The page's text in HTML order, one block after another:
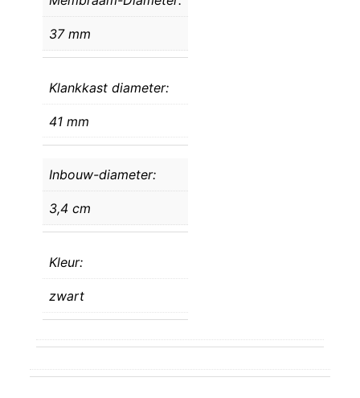
37 mm
Klankkast diameter:
41 mm
Inbouw-diameter:
3,4 cm
Kleur:
zwart